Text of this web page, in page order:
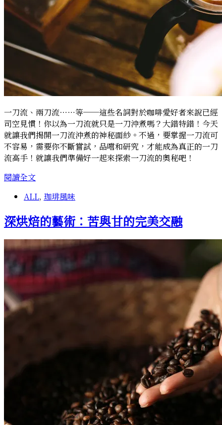
一刀流、兩刀流⋯⋯等──這些名詞對於咖啡愛好者來說已經
司空見慣！你以為一刀流就只是一刀沖煮嗎？大錯特錯！今天
就讓我們揭開一刀流沖煮的神秘面紗。不過，要掌握一刀流可
不容易，需要你不斷嘗試，品嚐和研究，才能成為真正的一刀
流高手！就讓我們準備好一起來探索一刀流的奧秘吧！
閱讀全文掌
一
流
煮
的
術
——
的
ALL, 珈琲風味
深烘焙的藝術：苦與甘的完美交融